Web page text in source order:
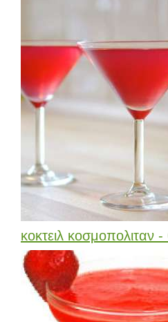
κοκτειλ κοσμοπολιταν